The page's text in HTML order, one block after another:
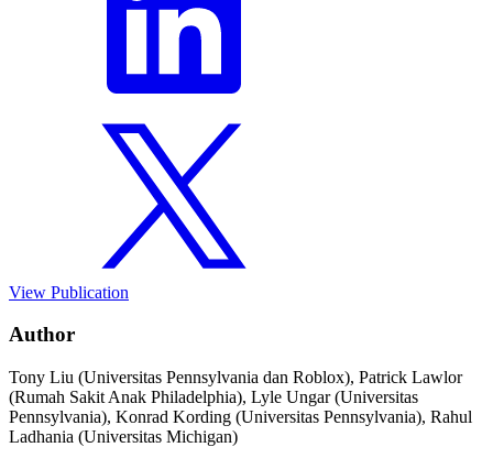
View Publication
Author
Tony Liu (Universitas Pennsylvania dan Roblox), Patrick Lawlor
(Rumah Sakit Anak Philadelphia), Lyle Ungar (Universitas
Pennsylvania), Konrad Kording (Universitas Pennsylvania), Rahul
Ladhania (Universitas Michigan)